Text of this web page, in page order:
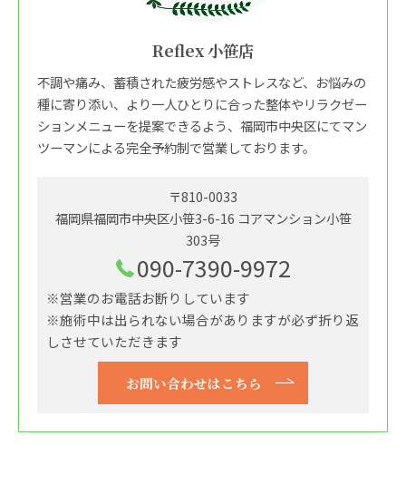
Reflex 小笹店
不調や痛み、蓄積された疲労感やストレスなど、お悩みの
種に寄り添い、より一人ひとりに合った整体やリラクゼー
ションメニューを提案できるよう、福岡市中央区にてマン
ツーマンによる完全予約制で営業しております。
〒810-0033
福岡県福岡市中央区小笹3-6-16 コアマンション小笹
303号
090-7390-9972
※営業のお電話お断りしています
※施術中は出られない場合がありますが必ず折り返
しさせていただきます
お問い合わせはこちら